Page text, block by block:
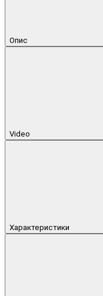
Опис
Video
Характеристики